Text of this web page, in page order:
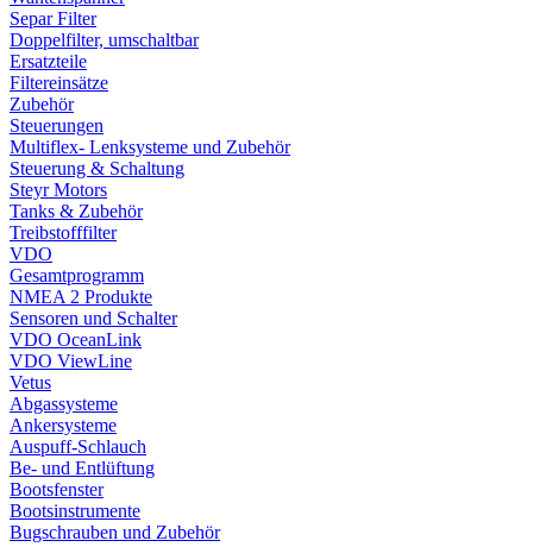
Separ Filter
Doppelfilter, umschaltbar
Ersatzteile
Filtereinsätze
Zubehör
Steuerungen
Multiflex- Lenksysteme und Zubehör
Steuerung & Schaltung
Steyr Motors
Tanks & Zubehör
Treibstofffilter
VDO
Gesamtprogramm
NMEA 2 Produkte
Sensoren und Schalter
VDO OceanLink
VDO ViewLine
Vetus
Abgassysteme
Ankersysteme
Auspuff-Schlauch
Be- und Entlüftung
Bootsfenster
Bootsinstrumente
Bugschrauben und Zubehör